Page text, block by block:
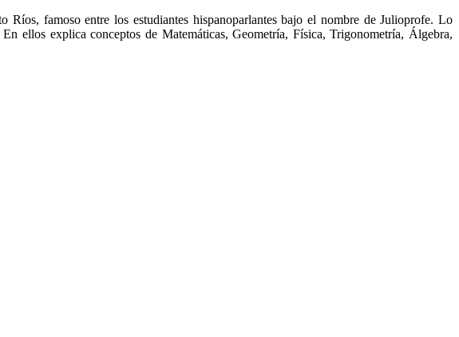
famoso entre los estudiantes hispanoparlantes bajo el nombre de Julioprofe. Lo
ellos explica conceptos de Matemáticas, Geometría, Física, Trigonometría, Álgebra,